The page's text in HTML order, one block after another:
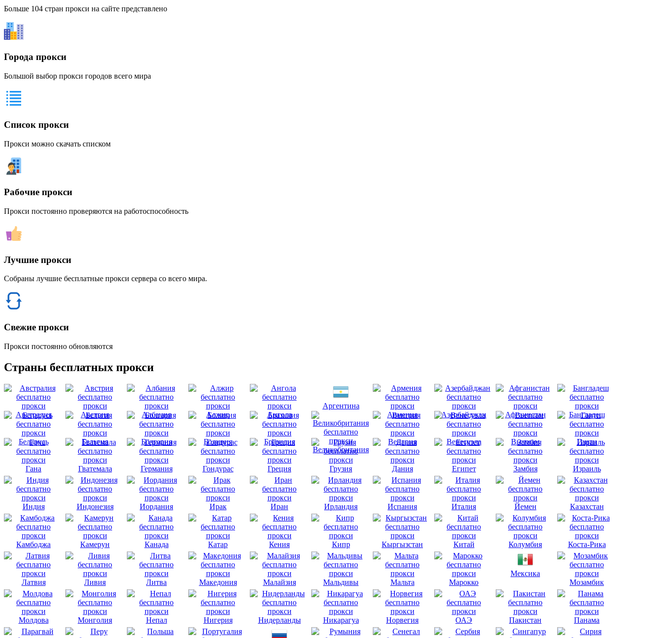
Больше 104 стран прокси на сайте представлено
Города прокси
Большой выбор прокси городов всего мира
Список прокси
Прокси можно скачать списком
Рабочие прокси
Прокси постоянно проверяются на работоспособность
Лучшие прокси
Собраны лучшие бесплатные прокси сервера со всего мира.
Свежие прокси
Прокси постоянно обновляются
Страны бесплатных прокси
Австралия Австрия Албания Алжир Ангола
Аргентина
Армения
Азербайджан Афганистан Бангладеш
Беларусь Бельгия Болгария Боливия
Бразилия
Великобритания
Венгрия Венесуэла Вьетнам Гаити
Гана Гватемала Германия Гондурас Греция Грузия Дания Египет Замбия Израиль
Индия Индонезия Иордания Ирак Иран Ирландия Испания Италия Йемен Казахстан
Камбоджа Камерун Канада Катар Кения Кипр Кыргызстан Китай Колумбия Коста-Рика
Латвия Ливия Литва Македония Малайзия Мальдивы Мальта Марокко
Мексика
Мозамбик
Молдова Монголия Непал Нигерия Нидерланды Никарагуа Норвегия ОАЭ Пакистан Панама